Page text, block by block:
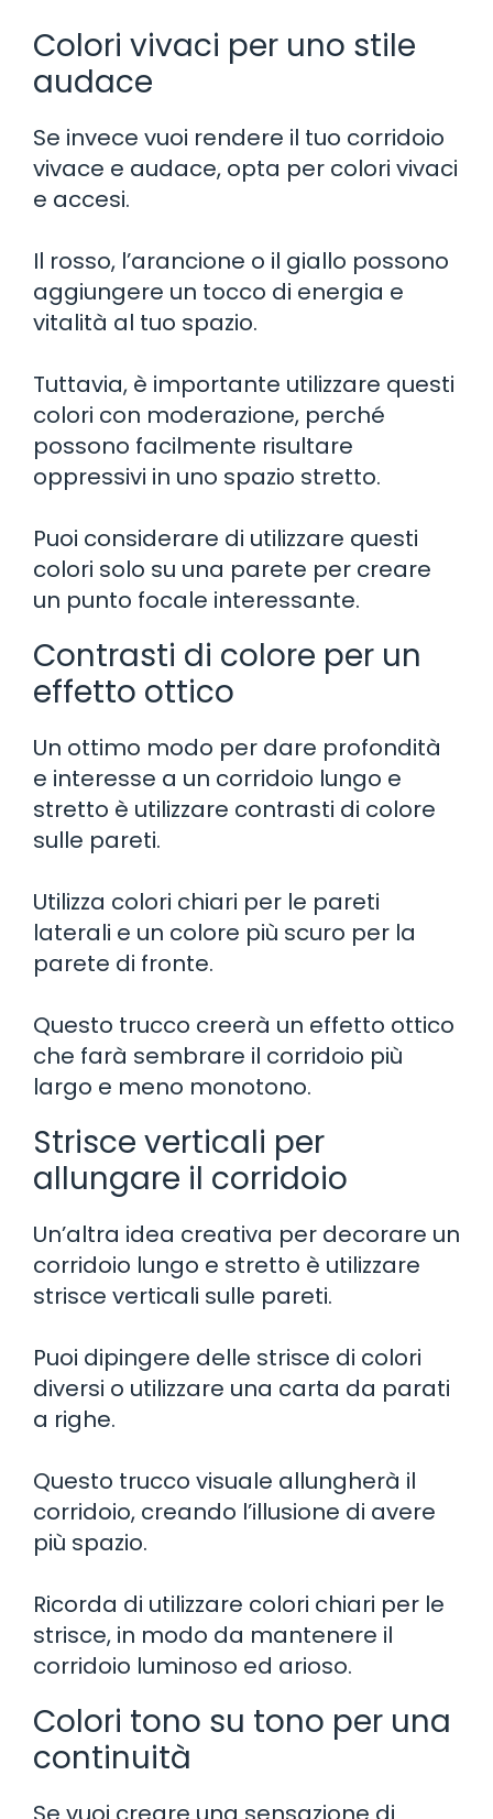
Colori vivaci per uno stile
audace
Se invece vuoi rendere il tuo corridoio
vivace e audace, opta per colori vivaci
e accesi.
Il rosso, l’arancione o il giallo possono
aggiungere un tocco di energia e
vitalità al tuo spazio.
Tuttavia, è importante utilizzare questi
colori con moderazione, perché
possono facilmente risultare
oppressivi in uno spazio stretto.
Puoi considerare di utilizzare questi
colori solo su una parete per creare
un punto focale interessante.
Contrasti di colore per un
effetto ottico
Un ottimo modo per dare profondità
e interesse a un corridoio lungo e
stretto è utilizzare contrasti di colore
sulle pareti.
Utilizza colori chiari per le pareti
laterali e un colore più scuro per la
parete di fronte.
Questo trucco creerà un effetto ottico
che farà sembrare il corridoio più
largo e meno monotono.
Strisce verticali per
allungare il corridoio
Un’altra idea creativa per decorare un
corridoio lungo e stretto è utilizzare
strisce verticali sulle pareti.
Puoi dipingere delle strisce di colori
diversi o utilizzare una carta da parati
a righe.
Questo trucco visuale allungherà il
corridoio, creando l’illusione di avere
più spazio.
Ricorda di utilizzare colori chiari per le
strisce, in modo da mantenere il
corridoio luminoso ed arioso.
Colori tono su tono per una
continuità